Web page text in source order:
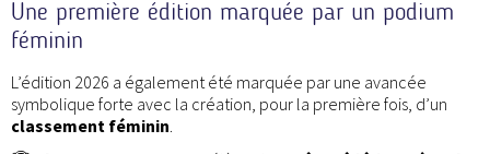
Une première édition marquée par un podium
féminin
L’édition 2026 a également été marquée par une avancée
symbolique forte avec la création, pour la première fois, d’un
classement féminin